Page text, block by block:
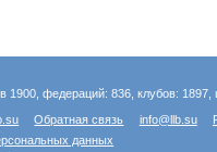
1900, федераций: 836, клубов:
Обратная связь info@llb.su
данных